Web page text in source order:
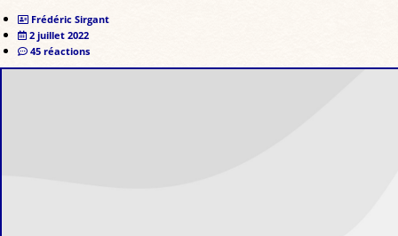
Frédéric Sirgant
2 juillet 2022
45 réactions